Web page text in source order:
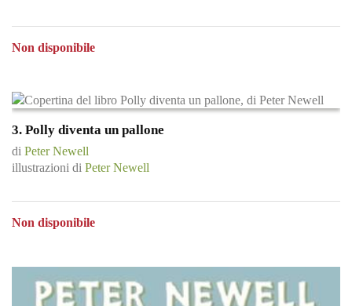
Non disponibile
3. Polly diventa un pallone
di Peter Newell
illustrazioni di Peter Newell
Non disponibile